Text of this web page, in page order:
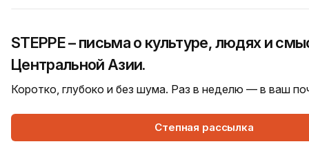
STEPPE – письма о культуре, людях и
Центральной Азии.
Коротко, глубоко и без шума. Раз в неделю — в ваш
Степная рассылка